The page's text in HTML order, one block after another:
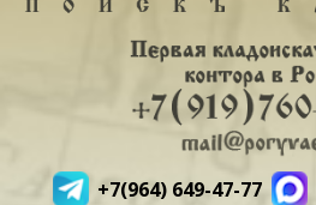
+7(964) 649-47-77